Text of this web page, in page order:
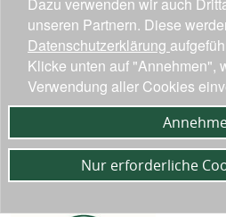
unseren Partnern. Diese
Datenschutzerklärung
Klicke unten auf "Annehmen",
Verwendung aller Cookies
Nur erforderliche